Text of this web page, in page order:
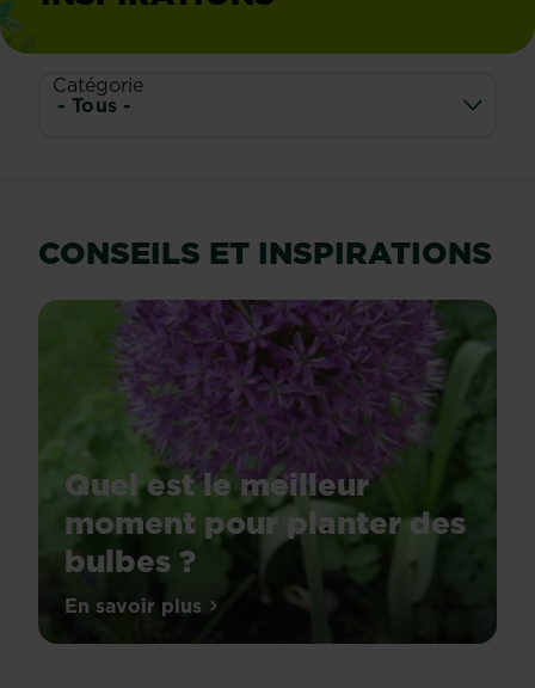
Catégorie
CONSEILS ET INSPIRATIONS
Quel est le meilleur
moment pour planter des
bulbes ?
Floraison
printanière
Les
En savoir plussur Quel est le meilleur moment pour